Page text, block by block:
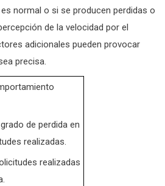
normal o si se producen perdidas o
de la velocidad por el
adicionales pueden provocar
precisa.
de perdida en
realizadas.
realizadas